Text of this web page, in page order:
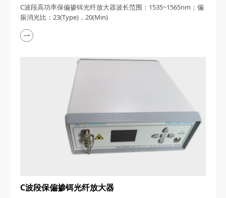
C波段高功率保偏掺铒光纤放大器波长范围：1535~1565nm；偏
振消光比：​23(Type)，20(Min)
C波段保偏掺铒光纤放大器